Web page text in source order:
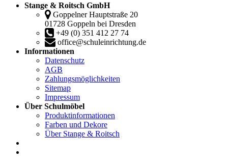
Stange & Roitsch GmbH
Goppelner Hauptstraße 20
01728 Goppeln bei Dresden
+49 (0) 351 412 27 74
office@schuleinrichtung.de
Informationen
Datenschutz
AGB
Zahlungsmöglichkeiten
Sitemap
Impressum
Über Schulmöbel
Produktinformationen
Farben und Dekore
Über Stange & Roitsch